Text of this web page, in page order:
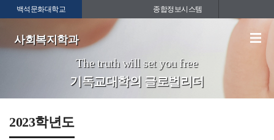
백석문화대학교 종합정보시스템
사회복지학과
The truth will set you free
기독교대학의 글로벌리더
2023학년도